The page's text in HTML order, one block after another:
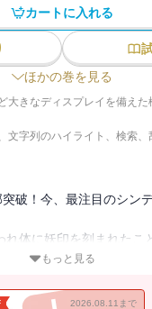
カートに入れる
ほかの巻を見る
きなディスプレイを備えた
文字列のハイライト、検索
突破！今、最注目のシン
れ体に妖印を刻まれたこ
れてきた菜々緒。
けさせられて、惨めな生
もっと見る
2026.08.11まで